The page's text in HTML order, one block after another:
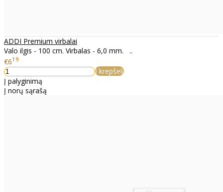
ADDI Premium virbalai
Valo ilgis - 100 cm. Virbalas - 6,0 mm. ..
€619
Į krepšelį
Į palyginimą
Į norų sąrašą